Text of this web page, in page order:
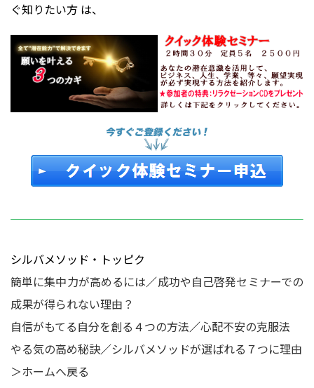
ぐ知りたい方 は、
シルバメソッド・トッピク
簡単に集中力が高めるには／成功や自己啓発セミナーでの
成果が得られない理由？
自信がもてる自分を創る４つの方法／心配不安の克服法
やる気の高め秘訣／シルバメソッドが選ばれる７つに理由
＞ホームへ戻る